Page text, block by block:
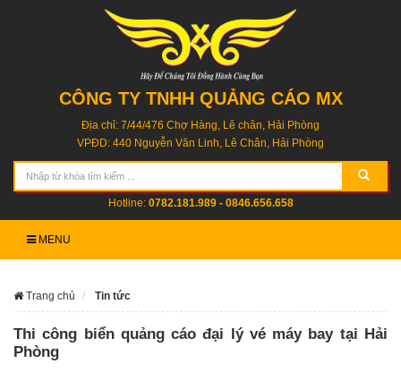
CÔNG TY TNHH QUẢNG CÁO MX
Địa chỉ: 7/44/476 Chợ Hàng, Lê chân, Hải Phòng
VPĐD: 440 Nguyễn Văn Linh, Lê Chân, Hải Phòng
Hotline: 0782.181.989 - 0846.656.658
MENU
Trang chủ Tin tức
Thi công biển quảng cáo đại lý vé máy bay tại Hải
Phòng